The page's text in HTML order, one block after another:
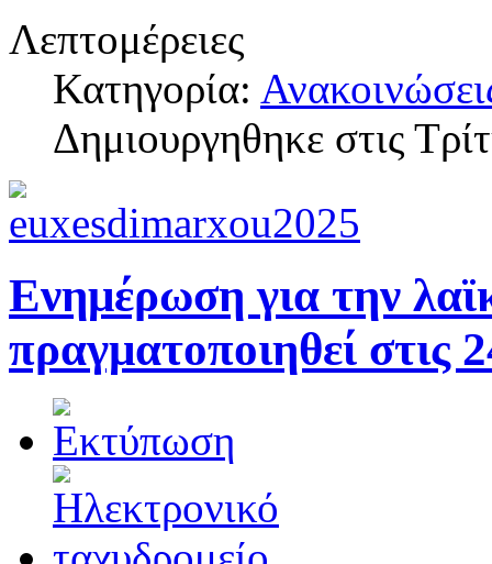
Λεπτομέρειες
Κατηγορία:
Δημιουργηθηκε στις
Ενημέρωση για την
πραγματοποιηθεί στις